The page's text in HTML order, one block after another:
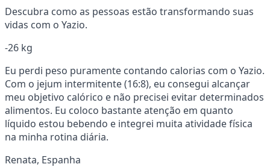
Descubra como as pessoas estão transformando suas
vidas com o Yazio.
-26 kg
Eu perdi peso puramente contando calorias com o Yazio.
Com o jejum intermitente (16:8), eu consegui alcançar
meu objetivo calórico e não precisei evitar determinados
alimentos. Eu coloco bastante atenção em quanto
líquido estou bebendo e integrei muita atividade física
na minha rotina diária.
Renata, Espanha